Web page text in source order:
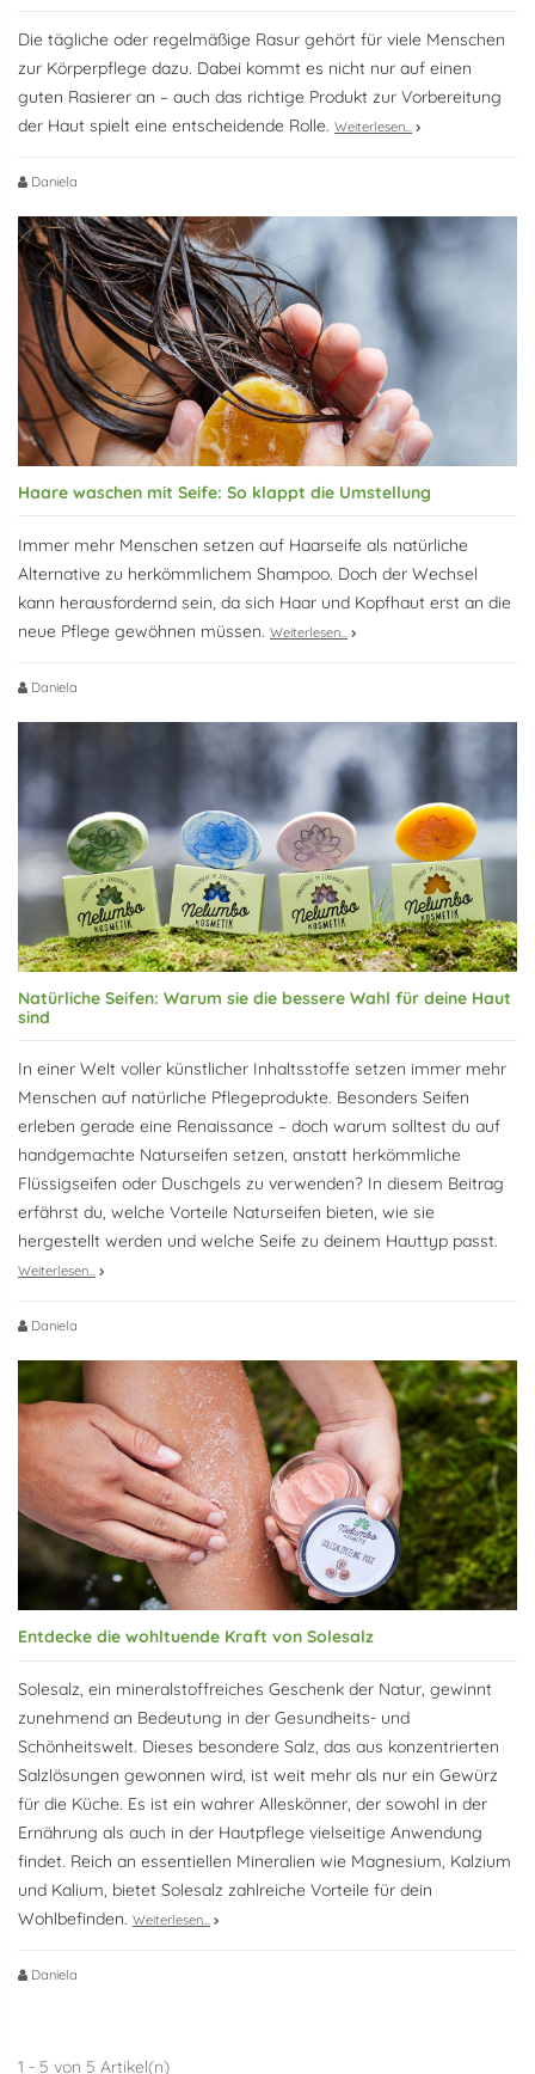
Die tägliche oder regelmäßige Rasur gehört für viele Menschen
zur Körperpflege dazu. Dabei kommt es nicht nur auf einen
guten Rasierer an – auch das richtige Produkt zur Vorbereitung
der Haut spielt eine entscheidende Rolle. Weiterlesen...
Daniela
Haare waschen mit Seife: So klappt die Umstellung
Immer mehr Menschen setzen auf Haarseife als natürliche
Alternative zu herkömmlichem Shampoo. Doch der Wechsel
kann herausfordernd sein, da sich Haar und Kopfhaut erst an die
neue Pflege gewöhnen müssen. Weiterlesen...
Daniela
Natürliche Seifen: Warum sie die bessere Wahl für deine Haut
sind
In einer Welt voller künstlicher Inhaltsstoffe setzen immer mehr
Menschen auf natürliche Pflegeprodukte. Besonders Seifen
erleben gerade eine Renaissance – doch warum solltest du auf
handgemachte Naturseifen setzen, anstatt herkömmliche
Flüssigseifen oder Duschgels zu verwenden? In diesem Beitrag
erfährst du, welche Vorteile Naturseifen bieten, wie sie
hergestellt werden und welche Seife zu deinem Hauttyp passt.
Weiterlesen...
Daniela
Entdecke die wohltuende Kraft von Solesalz
Solesalz, ein mineralstoffreiches Geschenk der Natur, gewinnt
zunehmend an Bedeutung in der Gesundheits- und
Schönheitswelt. Dieses besondere Salz, das aus konzentrierten
Salzlösungen gewonnen wird, ist weit mehr als nur ein Gewürz
für die Küche. Es ist ein wahrer Alleskönner, der sowohl in der
Ernährung als auch in der Hautpflege vielseitige Anwendung
findet. Reich an essentiellen Mineralien wie Magnesium, Kalzium
und Kalium, bietet Solesalz zahlreiche Vorteile für dein
Wohlbefinden. Weiterlesen...
Daniela
1 - 5 von 5 Artikel(n)